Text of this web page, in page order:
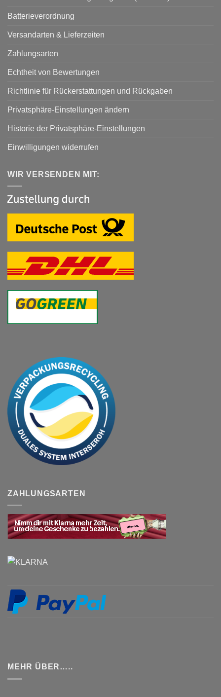
Batterieverordnung
Versandarten & Lieferzeiten
Zahlungsarten
Echtheit von Bewertungen
Richtlinie für Rückerstattungen und Rückgaben
Privatsphäre-Einstellungen ändern
Historie der Privatsphäre-Einstellungen
Einwilligungen widerrufen
WIR VERSENDEN MIT:
ZAHLUNGSARTEN
MEHR ÜBER…..